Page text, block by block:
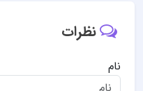
نظرات
نام